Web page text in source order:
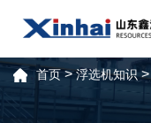
首页>浮选机知识>